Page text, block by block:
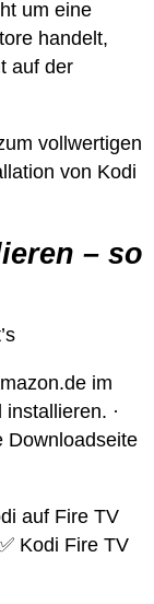
um eine
handelt,
auf der
vollwertigen
von Kodi
– so
im
·
Downloadseite
auf Fire TV
Kodi Fire TV